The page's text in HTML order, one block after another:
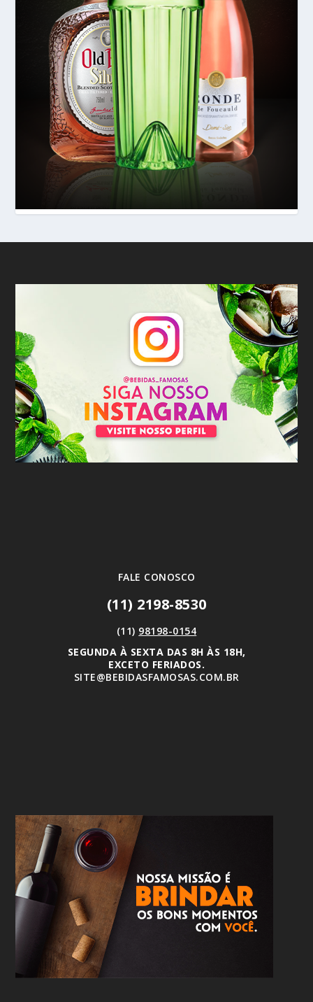
FALE CONOSCO
(11) 2198-8530
(11) 98198-0154
SEGUNDA À SEXTA DAS 8H ÀS 18H,
EXCETO FERIADOS.
SITE@BEBIDASFAMOSAS.COM.BR